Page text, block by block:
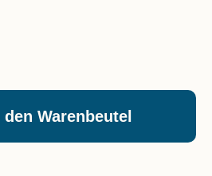
Gib den
den Warenbeutel